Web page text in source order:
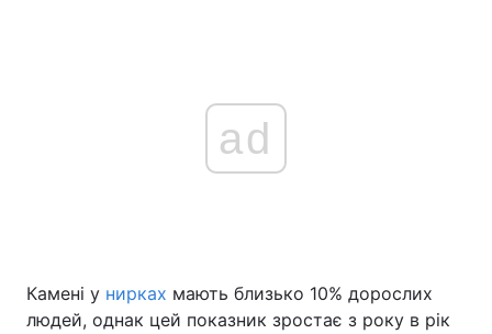
Головна Війна
ad
Камені у нирках мають близько 10% дорослих
людей, однак цей показник зростає з року в рік